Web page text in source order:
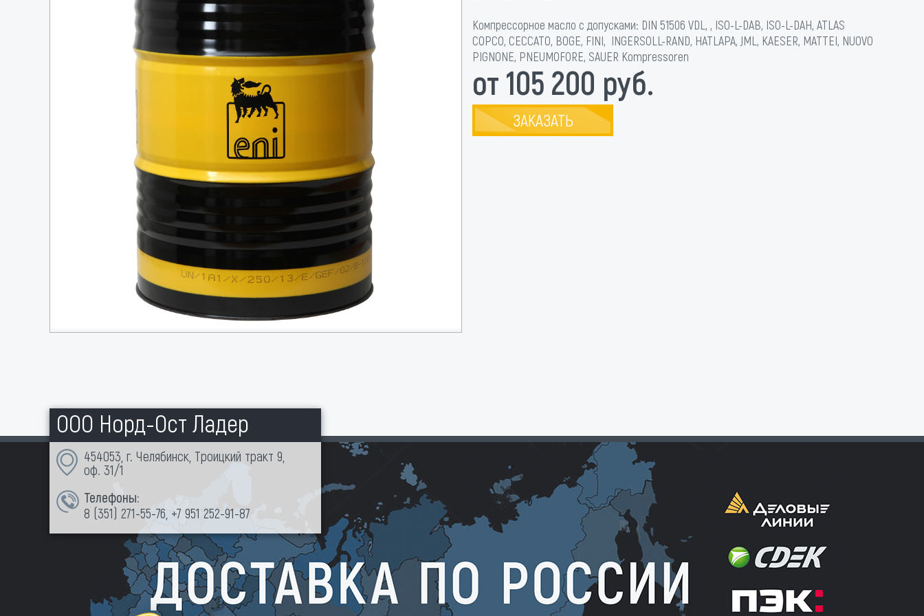
Компрессорное масло с допусками: DIN 51506 VDL, , ISO-L-DAB, ISO-L-DAH, ATLAS
COPCO, CECCATO, BOGE, FINI, INGERSOLL-RAND, HATLAPA, JML, KAESER, MATTEI, NUOVO
PIGNONE, PNEUMOFORE, SAUER Kompressoren
от 105 200 руб.
ЗАКАЗАТЬ
ООО Норд-Ост Ладер
454053, г. Челябинск, Троицкий тракт 9,
оф. 31/1
Телефоны:
8 (351) 271-55-76 +7 951 252-91-87